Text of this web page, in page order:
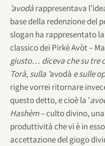
’avodàrappresentava
base della redenzione del
slogan ha rappresentato
classico dei Pirkè Avòt –
giusto… diceva che su tre
Torà, sulla ’avodà e sulle
righe vorrei ritornare
questo detto, e cioè la ’
Hashèm– culto divino, una
produttività che vi è in
accettazione del giogo